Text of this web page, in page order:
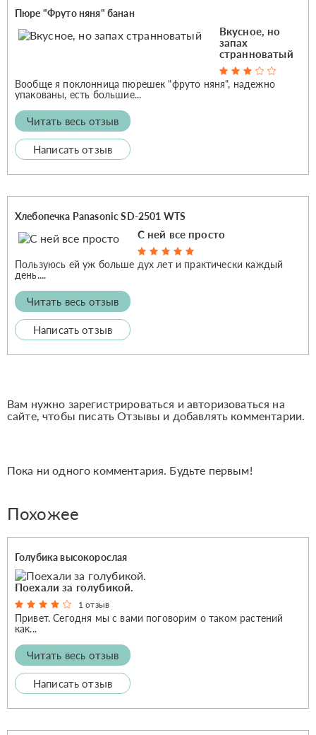
Пюре "Фруто няня" банан
Вкусное, но
запах
странноватый
Вообще я поклонница пюрешек "фруто няня", надежно
упакованы, есть большие...
Читать весь отзыв
Написать отзыв
Хлебопечка Panasonic SD-2501 WTS
С ней все просто
Пользуюсь ей уж больше дух лет и практически каждый
день....
Читать весь отзыв
Написать отзыв
Вам нужно зарегистрироваться и авторизоваться на
сайте, чтобы писать Отзывы и добавлять комментарии.
Пока ни одного комментария. Будьте первым!
Похожее
Голубика высокорослая
Поехали за голубикой.
1 отзыв
Привет. Сегодня мы с вами поговорим о таком растений
как...
Читать весь отзыв
Написать отзыв